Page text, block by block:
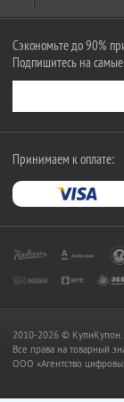
Сэкономьте до 90%
Подпишитесь на
Принимаем к оплате:
2010-2026 ©
Все права на товарный
OOO «Агентство